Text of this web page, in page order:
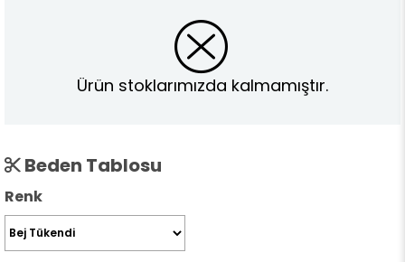
Ürün stoklarımızda kalmamıştır.
Beden Tablosu
Renk